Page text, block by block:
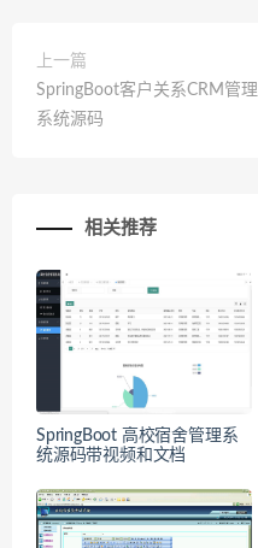
上一篇
SpringBoot客户关系CRM管理
系统源码
相关推荐
SpringBoot 高校宿舍管理系
统源码带视频和文档